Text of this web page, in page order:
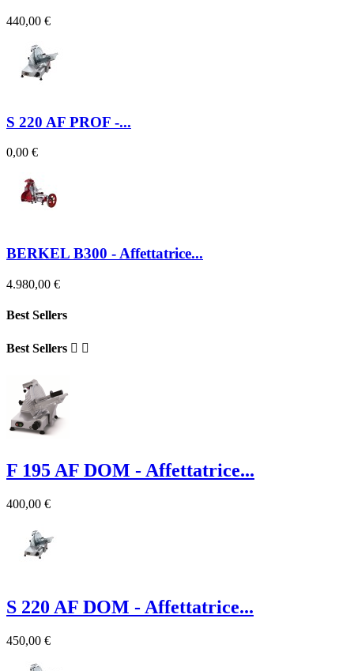
440,00 €
S 220 AF PROF -...
0,00 €
BERKEL B300 - Affettatrice...
4.980,00 €
Best Sellers
Best Sellers  
F 195 AF DOM - Affettatrice...
400,00 €
S 220 AF DOM - Affettatrice...
450,00 €